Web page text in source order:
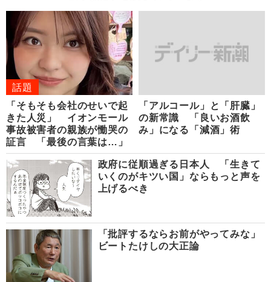
話題
「そもそも会社のせいで起
きた人災」 イオンモール
事故被害者の親族が慟哭の
証言 「最後の言葉は…」
「アルコール」と「肝臓」
の新常識 「良いお酒飲
み」になる「減酒」術
政府に従順過ぎる日本人 「生きて
いくのがキツい国」ならもっと声を
上げるべき
「批評するならお前がやってみな」
ビートたけしの大正論